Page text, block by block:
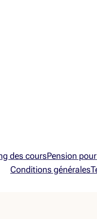
des coursPension
Conditions générales